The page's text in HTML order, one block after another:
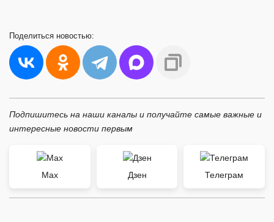
Поделиться новостью:
Подпишитесь на наши каналы и получайте самые важные и
интересные новости первым
Max Дзен Телеграм